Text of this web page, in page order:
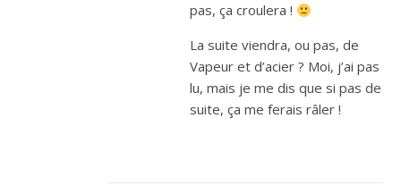
pas, ça croulera !
La suite viendra, ou pas, de
Vapeur et d’acier ? Moi, j’ai pas
lu, mais je me dis que si pas de
suite, ça me ferais râler !